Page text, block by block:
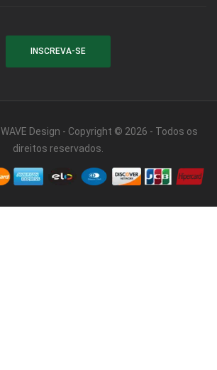
WAVE Design - Copyright © 2026 - Todos os
direitos reservados.